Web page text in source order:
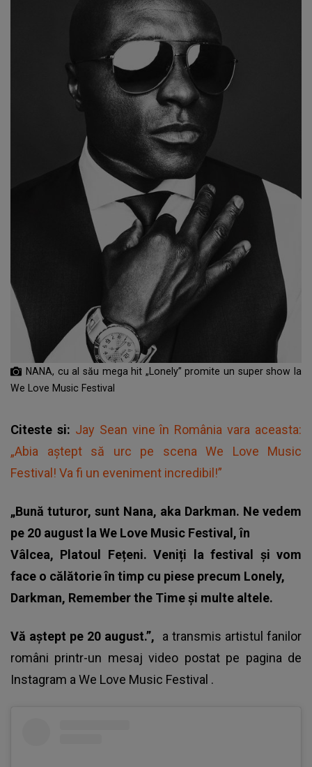
NANA, cu al său mega hit „Lonely” promite un super show la
We Love Music Festival
Citeste si: Jay Sean vine în România vara aceasta:
„Abia aștept să urc pe scena We Love Music
Festival! Va fi un eveniment incredibil!”
„Bună tuturor, sunt Nana, aka Darkman. Ne vedem
pe 20 august la We Love Music Festival, în
Vâlcea, Platoul Fețeni. Veniți la festival și vom
face o călătorie în timp cu piese precum Lonely,
Darkman, Remember the Time și multe altele.
Vă aștept pe 20 august.”, a transmis artistul fanilor
români printr-un mesaj video postat pe pagina de
Instagram a We Love Music Festival .